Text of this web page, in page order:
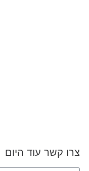
צרו קשר עוד היום